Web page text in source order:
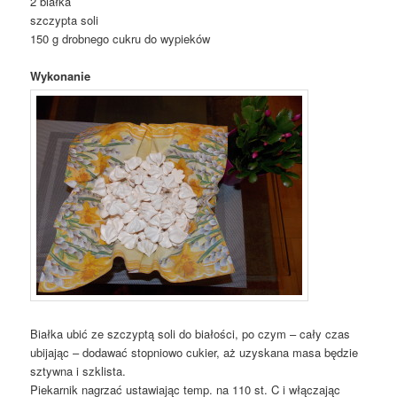
szczypta soli
150 g drobnego cukru do wypieków
Wykonanie
Białka ubić ze szczyptą soli do białości, po czym – cały czas
ubijając – dodawać stopniowo cukier, aż uzyskana masa będzie
sztywna i szklista.
Piekarnik nagrzać ustawiając temp. na 110 st. C i włączając